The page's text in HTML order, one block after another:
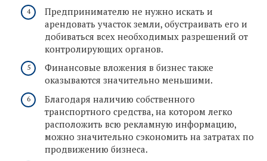
Предпринимателю не нужно искать и
арендовать участок земли, обустраивать его и
добиваться всех необходимых разрешений от
контролирующих органов.
Финансовые вложения в бизнес также
оказываются значительно меньшими.
Благодаря наличию собственного
транспортного средства, на котором легко
расположить всю рекламную информацию,
можно значительно сэкономить на затратах по
продвижению бизнеса.